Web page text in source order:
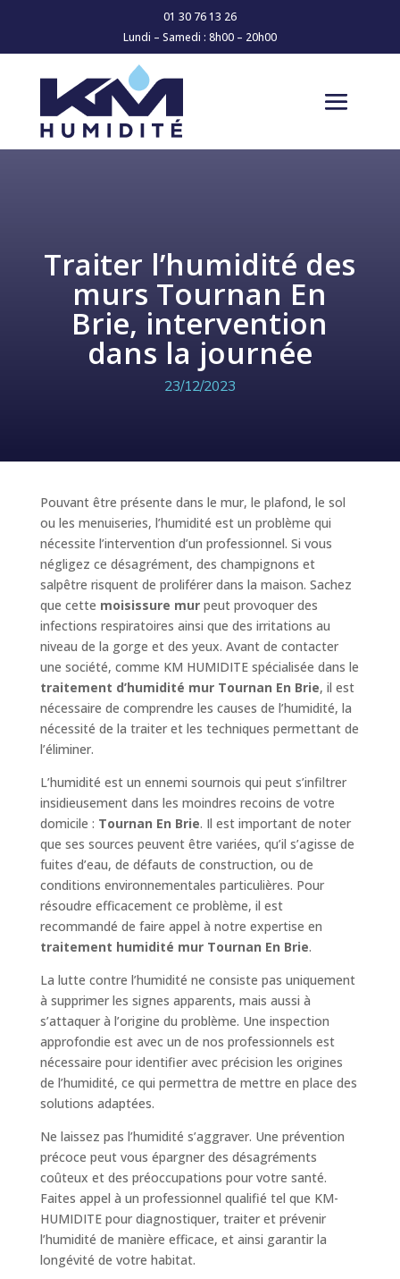
01 30 76 13 26
Lundi – Samedi : 8h00 – 20h00
Traiter l’humidité des
murs Tournan En
Brie, intervention
dans la journée
23/12/2023
Pouvant être présente dans le mur, le plafond, le sol
ou les menuiseries, l’humidité est un problème qui
nécessite l’intervention d’un professionnel. Si vous
négligez ce désagrément, des champignons et
salpêtre risquent de proliférer dans la maison. Sachez
que cette moisissure murpeut provoquer des
infections respiratoires ainsi que des irritations au
niveau de la gorge et des yeux. Avant de contacter
une société, comme KM HUMIDITE spécialisée dans le
traitement d’humidité mur Tournan En Brie, il est
nécessaire de comprendre les causes de l’humidité, la
nécessité de la traiter et les techniques permettant de
l’éliminer.
L’humidité est un ennemi sournois qui peut s’infiltrer
insidieusement dans les moindres recoins de votre
domicile : Tournan En Brie. Il est important de noter
que ses sources peuvent être variées, qu’il s’agisse de
fuites d’eau, de défauts de construction, ou de
conditions environnementales particulières. Pour
résoudre efficacement ce problème, il est
recommandé de faire appel à notre expertise en
traitement humidité mur Tournan En Brie.
La lutte contre l’humidité ne consiste pas uniquement
à supprimer les signes apparents, mais aussi à
s’attaquer à l’origine du problème. Une inspection
approfondie est avec un de nos professionnels est
nécessaire pour identifier avec précision les origines
de l’humidité, ce qui permettra de mettre en place des
solutions adaptées.
Ne laissez pas l’humidité s’aggraver. Une prévention
précoce peut vous épargner des désagréments
coûteux et des préoccupations pour votre santé.
Faites appel à un professionnel qualifié tel que KM-
HUMIDITE pour diagnostiquer, traiter et prévenir
l’humidité de manière efficace, et ainsi garantir la
longévité de votre habitat.